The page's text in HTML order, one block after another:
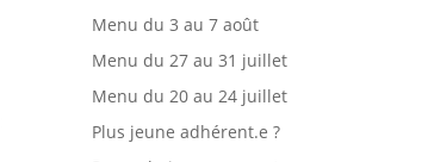
Menu du 3 au 7 août
Menu du 27 au 31 juillet
Menu du 20 au 24 juillet
Plus jeune adhérent.e ?